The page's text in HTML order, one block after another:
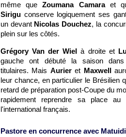
même queZoumana Camara et
Sirigu conserve logiquement ses
un devant Nicolas Douchez, la
plein sur les côtés.
Grégory Van der Wielà droite et
gauche ont débuté la saison
titulaires. Mais Aurieret Maxwell
leur chance, en particulier le Brésilien
retard de préparation post-Coupe du
rapidement reprendre sa place au
l'international français.
Pastore en concurrence avec